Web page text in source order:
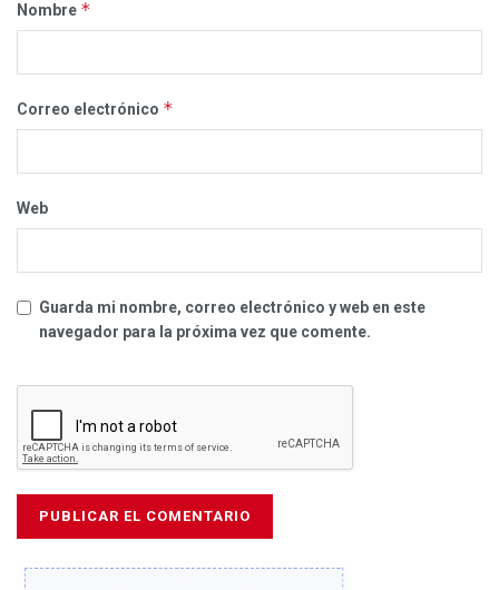
Nombre *
Correo electrónico *
Web
Guarda mi nombre, correo electrónico y web en este
navegador para la próxima vez que comente.